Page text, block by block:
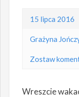
15 lipca 2016
Grażyna
Zostaw
Wreszcie